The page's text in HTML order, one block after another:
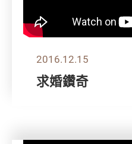
2016.12.15
求婚鑽奇